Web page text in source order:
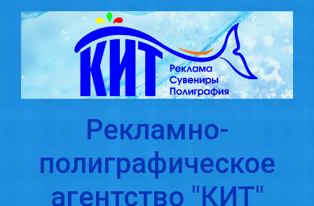
Skip to main content
Рекламно-
полиграфическое
агентство "КИТ"